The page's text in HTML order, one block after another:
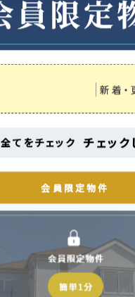
新着
全てをチェック チェッ